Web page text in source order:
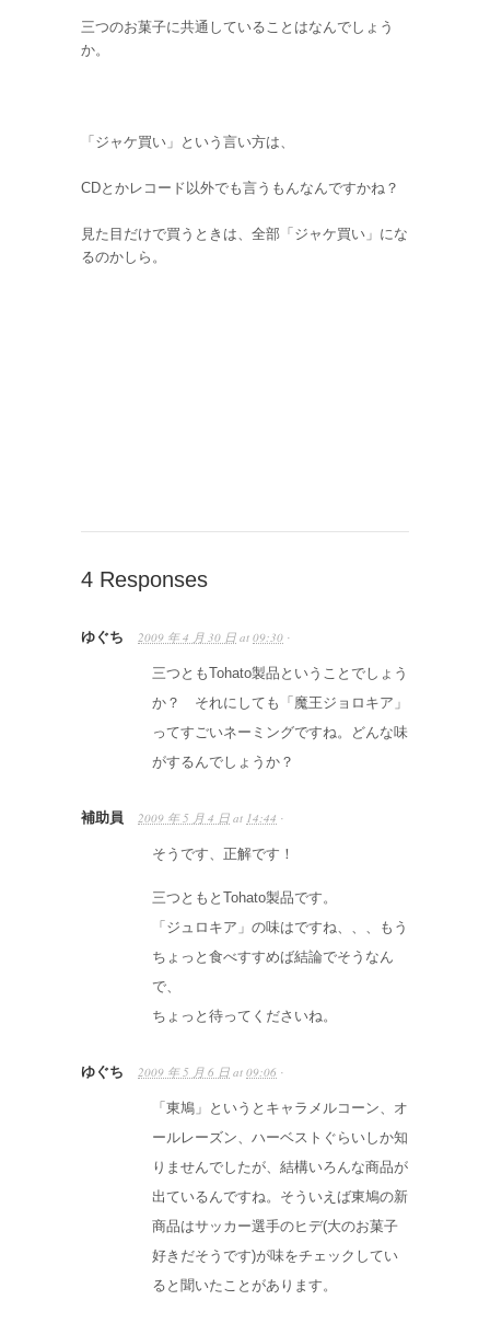
三つのお菓子に共通していることはなんでしょう
か。
「ジャケ買い」という言い方は、
CDとかレコード以外でも言うもんなんですかね？
見た目だけで買うときは、全部「ジャケ買い」にな
るのかしら。
4 Responses
ゆぐち 2009 年 4 月 30 日 at 09:30 ·
三つともTohato製品ということでしょう
か？ それにしても「魔王ジョロキア」
ってすごいネーミングですね。どんな味
がするんでしょうか？
補助員 2009 年 5 月 4 日 at 14:44 ·
そうです、正解です！
三つともとTohato製品です。
「ジュロキア」の味はですね、、、もう
ちょっと食べすすめば結論でそうなん
で、
ちょっと待ってくださいね。
ゆぐち 2009 年 5 月 6 日 at 09:06 ·
「東鳩」というとキャラメルコーン、オ
ールレーズン、ハーベストぐらいしか知
りませんでしたが、結構いろんな商品が
出ているんですね。そういえば東鳩の新
商品はサッカー選手のヒデ(大のお菓子
好きだそうです)が味をチェックしてい
ると聞いたことがあります。